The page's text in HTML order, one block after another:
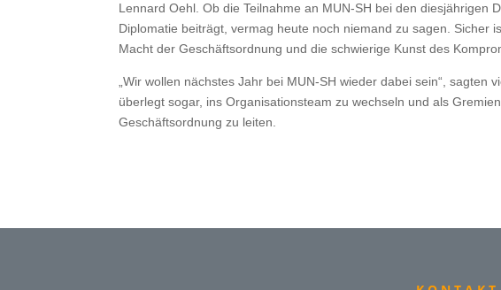
Lennard Oehl. Ob die Teilnahme an MUN-SH bei den diesjährigen
Diplomatie beiträgt, vermag heute noch niemand zu sagen. Sicher
Macht der Geschäftsordnung und die schwierige Kunst des
„Wir wollen nächstes Jahr bei MUN-SH wieder dabei sein“, sagten
überlegt sogar, ins Organisationsteam zu wechseln und als
Geschäftsordnung zu leiten.